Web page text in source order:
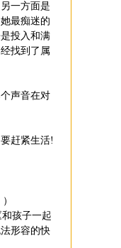
一方面是
最痴迷的
投入和满
找到了属
声音在对
赶紧生活!
孩子一起
形容的快